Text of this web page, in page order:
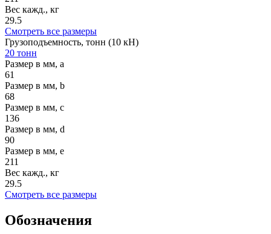
Вес кажд., кг
29.5
Смотреть все размеры
Грузоподъемность, тонн (10 кН)
20 тонн
Размер в мм, a
61
Размер в мм, b
68
Размер в мм, c
136
Размер в мм, d
90
Размер в мм, e
211
Вес кажд., кг
29.5
Смотреть все размеры
Обозначения